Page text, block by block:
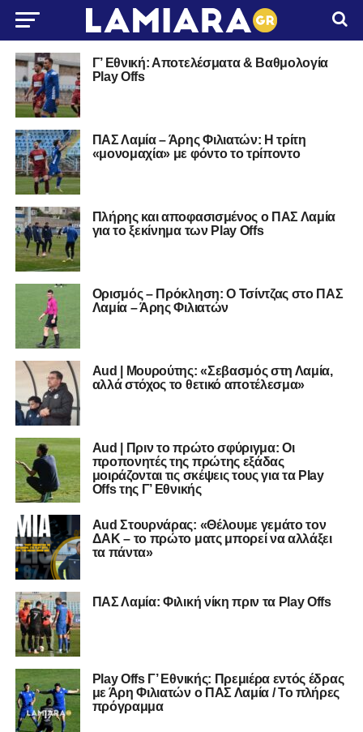
Γ’ Εθνική: Αποτελέσματα & Βαθμολογία
Play Offs
ΠΑΣ Λαμία – Άρης Φιλιατών: Η τρίτη
«μονομαχία» με φόντο το τρίποντο
Πλήρης και αποφασισμένος ο ΠΑΣ Λαμία
για το ξεκίνημα των Play Offs
Ορισμός – Πρόκληση: Ο Τσίντζας στο ΠΑΣ
Λαμία – Άρης Φιλιατών
Aud | Μουρούτης: «Σεβασμός στη Λαμία,
αλλά στόχος το θετικό αποτέλεσμα»
Aud | Πριν το πρώτο σφύριγμα: Οι
προπονητές της πρώτης εξάδας
μοιράζονται τις σκέψεις τους για τα Play
Offs της Γ’ Εθνικής
Aud Στουρνάρας: «Θέλουμε γεμάτο τον
ΔΑΚ – το πρώτο ματς μπορεί να αλλάξει
τα πάντα»
ΠΑΣ Λαμία: Φιλική νίκη πριν τα Play Offs
Play Offs Γ’ Εθνικής: Πρεμιέρα εντός έδρας
με Άρη Φιλιατών ο ΠΑΣ Λαμία / Το πλήρες
πρόγραμμα